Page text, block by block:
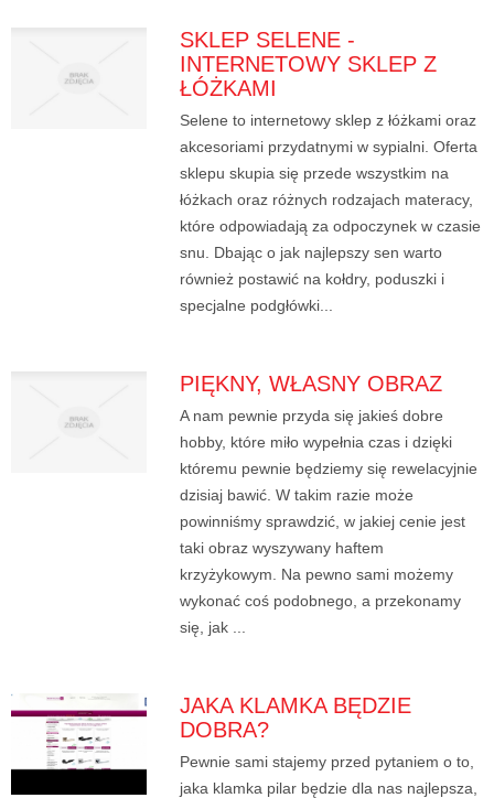
SKLEP SELENE -
INTERNETOWY SKLEP Z
ŁÓŻKAMI
Selene to internetowy sklep z łóżkami oraz
akcesoriami przydatnymi w sypialni. Oferta
sklepu skupia się przede wszystkim na
łóżkach oraz różnych rodzajach materacy,
które odpowiadają za odpoczynek w czasie
snu. Dbając o jak najlepszy sen warto
również postawić na kołdry, poduszki i
specjalne podgłówki...
PIĘKNY, WŁASNY OBRAZ
A nam pewnie przyda się jakieś dobre
hobby, które miło wypełnia czas i dzięki
któremu pewnie będziemy się rewelacyjnie
dzisiaj bawić. W takim razie może
powinniśmy sprawdzić, w jakiej cenie jest
taki obraz wyszywany haftem
krzyżykowym. Na pewno sami możemy
wykonać coś podobnego, a przekonamy
się, jak ...
JAKA KLAMKA BĘDZIE
DOBRA?
Pewnie sami stajemy przed pytaniem o to,
jaka klamka pilar będzie dla nas najlepsza,